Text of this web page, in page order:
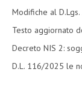
Modifiche al
Testo aggiornato
Decreto NIS 2:
D.L. 116/2025 le